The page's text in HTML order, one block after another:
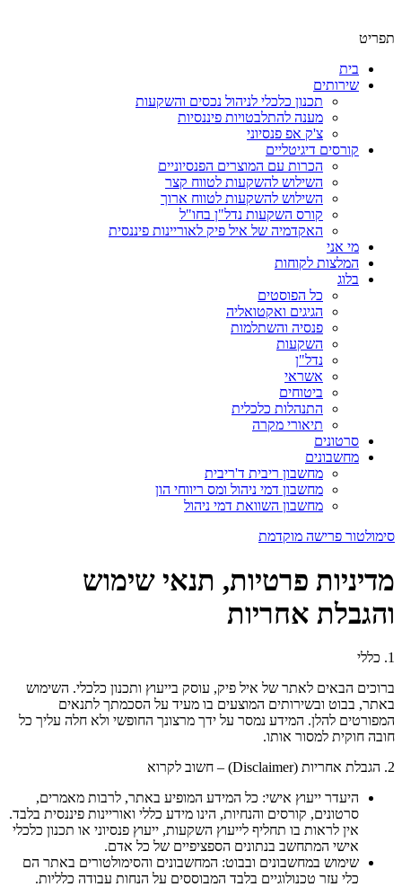
תפריט
בית
שירותים
תכנון כלכלי לניהול נכסים והשקעות
מענה להתלבטויות פיננסיות
צ'ק אפ פנסיוני
קורסים דיגיטליים
הכרות עם המוצרים הפנסיוניים
השילוש להשקעות לטווח קצר
השילוש להשקעות לטווח ארוך
קורס השקעות נדל"ן בחו"ל
האקדמיה של איל פיק לאוריינות פיננסית
מי אני
המלצות לקוחות
בלוג
כל הפוסטים
הגיגים ואקטואליה
פנסיה והשתלמות
השקעות
נדל"ן
אשראי
ביטוחים
התנהלות כלכלית
תיאורי מקרה
סרטונים
מחשבונים
מחשבון ריבית ד'ריבית
מחשבון דמי ניהול ומס ריווחי הון
מחשבון השוואת דמי ניהול
סימולטור פרישה מוקדמת
מדיניות פרטיות, תנאי שימוש
והגבלת אחריות
1. כללי
ברוכים הבאים לאתר של איל פיק, עוסק בייעוץ ותכנון כלכלי. השימוש
באתר, בבוט ובשירותים המוצעים בו מעיד על הסכמתך לתנאים
המפורטים להלן. המידע נמסר על ידך מרצונך החופשי ולא חלה עליך כל
חובה חוקית למסור אותו.
2. הגבלת אחריות (Disclaimer) – חשוב לקרוא
היעדר ייעוץ אישי: כל המידע המופיע באתר, לרבות מאמרים,
סרטונים, קורסים והנחיות, הינו מידע כללי ואוריינות פיננסית בלבד.
אין לראות בו תחליף לייעוץ השקעות, ייעוץ פנסיוני או תכנון כלכלי
אישי המתחשב בנתונים הספציפיים של כל אדם.
שימוש במחשבונים ובבוט: המחשבונים והסימולטורים באתר הם
כלי עזר טכנולוגיים בלבד המבוססים על הנחות עבודה כלליות.